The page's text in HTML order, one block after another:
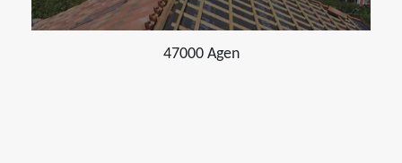
47000 Agen